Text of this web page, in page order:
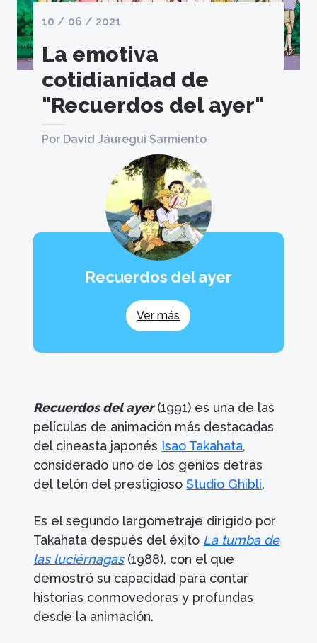
10 / 06 / 2021
La emotiva
cotidianidad de
"Recuerdos del ayer"
Por David Jáuregui Sarmiento
Recuerdos del ayer
Ver más
Recuerdos del ayer(1991) es una de las
películas de animación más destacadas
del cineasta japonés Isao Takahata,
considerado uno de los genios detrás
del telón del prestigiosoStudio Ghibli.
Es el segundo largometraje dirigido por
Takahata después del éxito La tumba de
las luciérnagas(1988), con el que
demostró su capacidad para contar
historias conmovedoras y profundas
desde la animación.